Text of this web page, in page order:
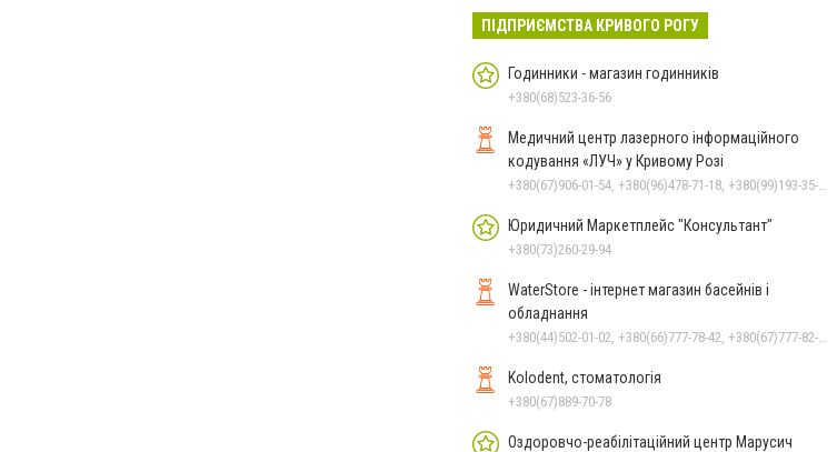
ПІДПРИЄМСТВА КРИВОГО РОГУ
Годинники - магазин годинників
+380(68)523-36-56
Медичний центр лазерного інформаційного
кодування «ЛУЧ» у Кривому Розі
Юридичний Маркетплейс "Консультант"
+380(73)260-29-94
WaterStore - інтернет магазин басейнів і
обладнання
Kolodent, стоматологія
+380(67)889-70-78
Оздоровчо-реабілітаційний центр Марусич